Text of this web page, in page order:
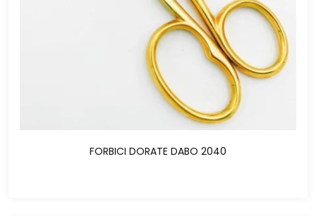
FORBICI DORATE DABO 2040